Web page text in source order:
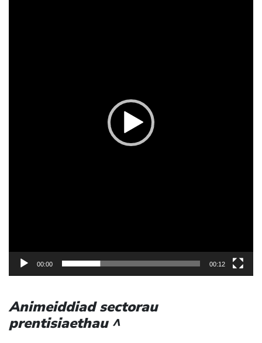
00:00 00:12
Animeiddiad sectorau
prentisiaethau ^